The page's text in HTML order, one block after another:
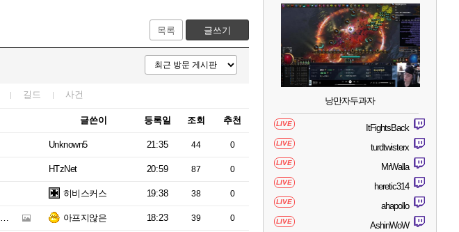
목록 글쓰기
길드 사건
글쓴이 등록일 조회 추천
Unknown5 21:35 44 0
HTzNet 20:59 87 0
히비스커스 19:38 38 0
아프지않은 18:23 39 0
낭만자두과자
LIVE ItFightsBack
LIVE turdtwisterx
LIVE MrWalla
LIVE heretic314
LIVE ahapollo
LIVE AshinWoW